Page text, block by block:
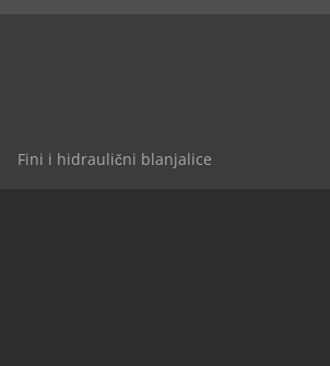
Fini i hidraulični blanjalice